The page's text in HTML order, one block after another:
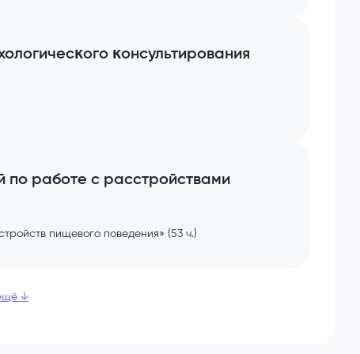
ĸонсультирования
по работе с расстройствами
пищевого поведения» (53 ч.)
↓